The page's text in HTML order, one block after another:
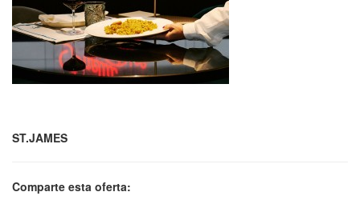
ST.JAMES
Comparte esta oferta: